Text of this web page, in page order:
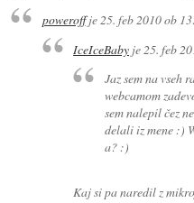
poweroffje25. feb 2010 ob
IceIceBaby je 25. feb
Jaz sem na vseh
webcamom
sem nalepil čez
delali iz mene :)
a? :)
Kaj si pa naredil z